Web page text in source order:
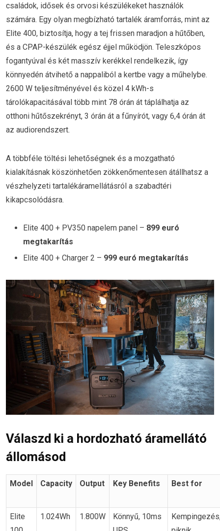
családok, idősek és orvosi készülékeket használók
számára. Egy olyan megbízható tartalék áramforrás, mint az
Elite 400, biztosítja, hogy a tej frissen maradjon a hűtőben,
és a CPAP-készülék egész éjjel működjön. Teleszkópos
fogantyúval és két masszív kerékkel rendelkezik, így
könnyedén átvihető a nappaliból a kertbe vagy a műhelybe.
2600 W teljesítményével és közel 4 kWh-s
tárolókapacitásával több mint 78 órán át táplálhatja az
otthoni hűtőszekrényt, 3 órán át a fűnyírót, vagy 6,4 órán át
az audiorendszert.
A többféle töltési lehetőségnek és a mozgatható
kialakításnak köszönhetően zökkenőmentesen átállhatsz a
vészhelyzeti tartalékáramellátásról a szabadtéri
kikapcsolódásra.
Elite 400 + PV350 napelem panel – 899 euró
megtakarítás
Elite 400 + Charger 2 – 999 euró megtakarítás
Válaszd ki a hordozható áramellátó
állomásod
Model Capacity Output Key Benefits Best for
Elite
1.024Wh 1.800W
Könnyű, 10ms